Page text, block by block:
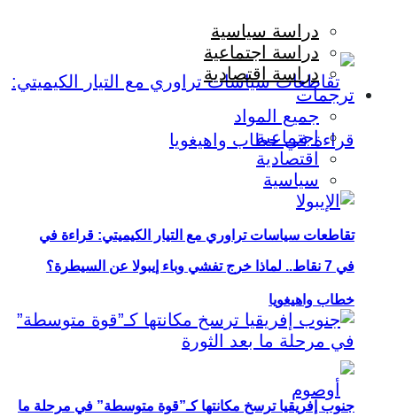
تقاطعات سياسات تراوري مع التيار الكيميتي: قراءة في
خطاب واهيغويا
دراسة سياسية
دراسة اجتماعية
دراسة اقتصادية
ترجمات
جميع المواد
اجتماعية
اقتصادية
سياسية
في 7 نقاط.. لماذا خرج تفشي وباء إيبولا عن السيطرة؟
جنوب إفريقيا ترسخ مكانتها كـ”قوة متوسطة” في مرحلة ما